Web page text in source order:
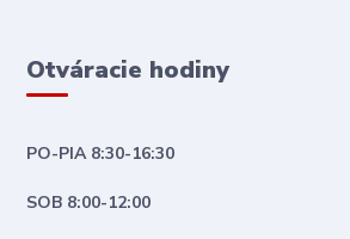
Otváracie hodiny
PO-PIA 8:30-16:30
SOB 8:00-12:00